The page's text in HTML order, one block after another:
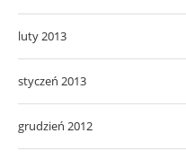
luty 2013
styczeń 2013
grudzień 2012